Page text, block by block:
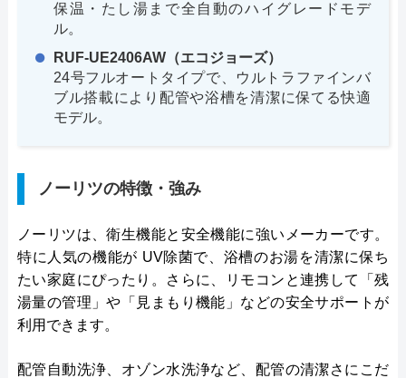
保温・たし湯まで全自動のハイグレードモデ
ル。
RUF-UE2406AW（エコジョーズ）
24号フルオートタイプで、ウルトラファインバ
ブル搭載により配管や浴槽を清潔に保てる快適
モデル。
ノーリツの特徴・強み
ノーリツは、衛生機能と安全機能に強いメーカーです。
特に人気の機能が UV除菌で、浴槽のお湯を清潔に保ち
たい家庭にぴったり。さらに、リモコンと連携して「残
湯量の管理」や「見まもり機能」などの安全サポートが
利用できます。
配管自動洗浄、オゾン水洗浄など、配管の清潔さにこだ